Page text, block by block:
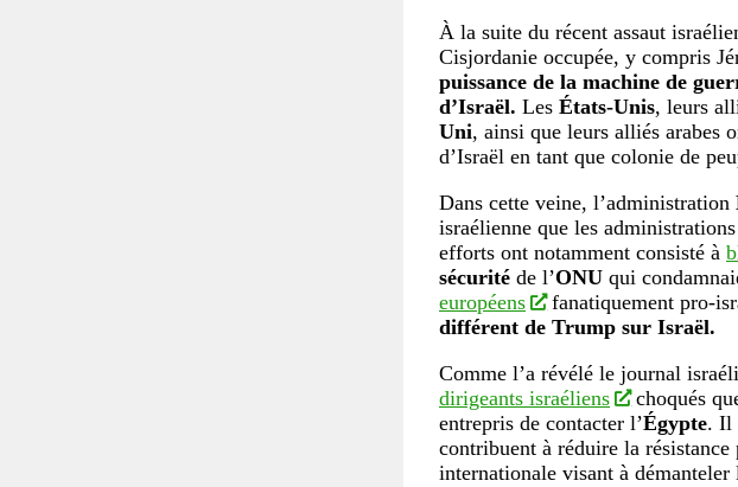
À la suite du récent assaut
Cisjordanie occupée, y compris
puissance de la machine de
d’Israël. Les États-Unis, leurs
Uni, ainsi que leurs alliés arabes
d’Israël en tant que colonie de
Dans cette veine, l’administration
israélienne que les administrations
efforts ont notamment consisté à
sécurité de l’ONU qui
européens
fanatiquement pro-
différent de Trump sur Israël.
Comme l’a révélé le journal
dirigeants israéliens
choqués
entrepris de contacter l’Égypte. Il
contribuent à réduire la résistance
internationale visant à démanteler